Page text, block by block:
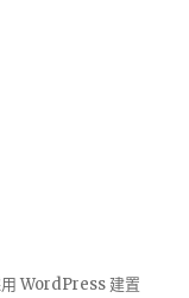
WordPress 建置